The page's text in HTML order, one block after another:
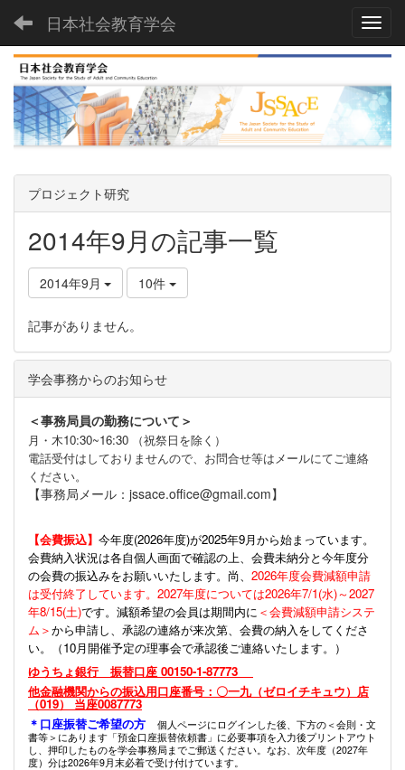
日本社会教育学会
プロジェクト研究
2014年9月の記事一覧
2014年9月 10件
記事がありません。
学会事務からのお知らせ
＜事務局員の勤務について＞
月・木10:30~16:30 （祝祭日を除く）
電話受付はしておりませんので、お問合せ等はメールにてご連絡
ください。
【事務局メール：jssace.office@gmail.com】
【会費振込】 今年度(2026年度)が2025年9月から始まっています。
会費納入状況は各自個人画面で確認の上、会費未納分と今年度分
の会費の振込みをお願いいたします。尚、 2026年度会費減額申請
は受付終了しています。2027年度については2026年7/1(水)～2027
年8/15(土)です。減額希望の会員は期間内に ＜会費減額申請システ
ム＞から申請し、承認の連絡が来次第、会費の納入をしてくださ
い。（10月開催予定の理事会で承認後ご連絡いたします。）
ゆうちょ銀行 振替口座 00150-1-87773
他金融機関からの振込用口座番号：〇一九（ゼロイチキュウ）店
（019） 当座0087773
＊口座振替ご希望の方
個人ページにログインした後、下方の＜会則・文
書等＞にあります「預金口座振替依頼書」に必要事項を入力後プリントアウト
し、押印したものを学会事務局までご郵送ください。なお、次年度（2027年
度）分は2026年9月末必着で受け付けています。